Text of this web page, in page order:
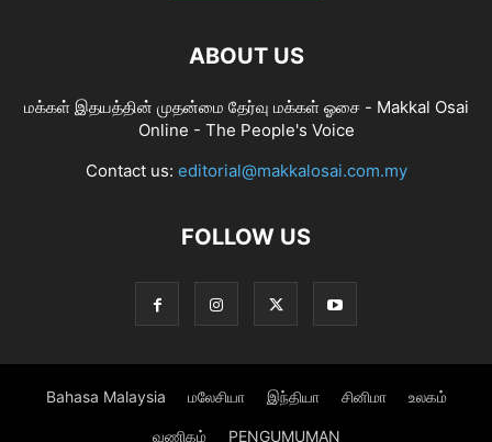
ABOUT US
மக்கள் இதயத்தின் முதன்மை தேர்வு மக்கள் ஓசை - Makkal Osai
Online - The People's Voice
Contact us: editorial@makkalosai.com.my
FOLLOW US
Bahasa Malaysia மலேசியா இந்தியா சினிமா உலகம்
வணிகம் PENGUMUMAN